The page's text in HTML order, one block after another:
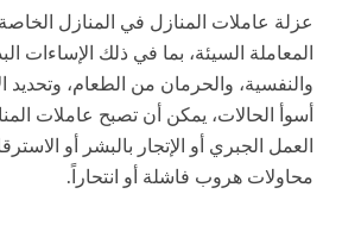
عزلة عاملات المنازل في المنازل
المعاملة السيئة، بما في ذلك الإساءات
والنفسية، والحرمان من الطعام، وتحديد
أسوأ الحالات، يمكن أن تصبح عاملات
العمل الجبري أو الإتجار بالبشر أو
محاولات هروب فاشلة أو انتحاراً.